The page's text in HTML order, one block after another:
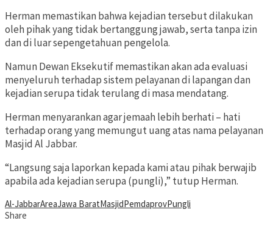
Herman memastikan bahwa kejadian tersebut dilakukan
oleh pihak yang tidak bertanggung jawab, serta tanpa izin
dan di luar sepengetahuan pengelola.
Namun Dewan Eksekutif memastikan akan ada evaluasi
menyeluruh terhadap sistem pelayanan di lapangan dan
kejadian serupa tidak terulang di masa mendatang.
Herman menyarankan agar jemaah lebih berhati – hati
terhadap orang yang memungut uang atas nama pelayanan
Masjid Al Jabbar.
“Langsung saja laporkan kepada kami atau pihak berwajib
apabila ada kejadian serupa (pungli),” tutup Herman.
Al-JabbarAreaJawa BaratMasjidPemdaprovPungli
Share